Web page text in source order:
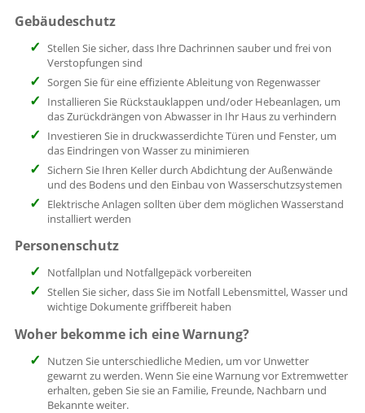
Gebäudeschutz
Stellen Sie sicher, dass Ihre Dachrinnen sauber und frei von
Verstopfungen sind
Sorgen Sie für eine effiziente Ableitung von Regenwasser
Installieren Sie Rückstauklappen und/oder Hebeanlagen, um
das Zurückdrängen von Abwasser in Ihr Haus zu verhindern
Investieren Sie in druckwasserdichte Türen und Fenster, um
das Eindringen von Wasser zu minimieren
Sichern Sie Ihren Keller durch Abdichtung der Außenwände
und des Bodens und den Einbau von Wasserschutzsystemen
Elektrische Anlagen sollten über dem möglichen Wasserstand
installiert werden
Personenschutz
Notfallplan und Notfallgepäck vorbereiten
Stellen Sie sicher, dass Sie im Notfall Lebensmittel, Wasser und
wichtige Dokumente griffbereit haben
Woher bekomme ich eine Warnung?
Nutzen Sie unterschiedliche Medien, um vor Unwetter
gewarnt zu werden. Wenn Sie eine Warnung vor Extremwetter
erhalten, geben Sie sie an Familie, Freunde, Nachbarn und
Bekannte weiter.